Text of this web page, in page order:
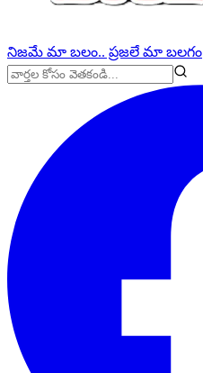
నిజమే మా బలం.. ప్రజలే మా బలగం